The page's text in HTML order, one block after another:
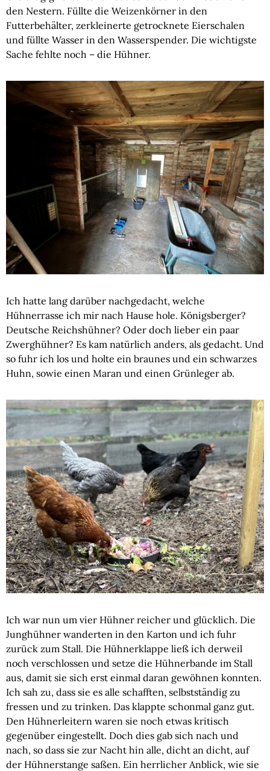
den Nestern. Füllte die Weizenkörner in den
Futterbehälter, zerkleinerte getrocknete Eierschalen
und füllte Wasser in den Wasserspender. Die wichtigste
Sache fehlte noch – die Hühner.
Ich hatte lang darüber nachgedacht, welche
Hühnerrasse ich mir nach Hause hole. Königsberger?
Deutsche Reichshühner? Oder doch lieber ein paar
Zwerghühner? Es kam natürlich anders, als gedacht. Und
so fuhr ich los und holte ein braunes und ein schwarzes
Huhn, sowie einen Maran und einen Grünleger ab.
Ich war nun um vier Hühner reicher und glücklich. Die
Junghühner wanderten in den Karton und ich fuhr
zurück zum Stall. Die Hühnerklappe ließ ich derweil
noch verschlossen und setze die Hühnerbande im Stall
aus, damit sie sich erst einmal daran gewöhnen konnten.
Ich sah zu, dass sie es alle schafften, selbstständig zu
fressen und zu trinken. Das klappte schonmal ganz gut.
Den Hühnerleitern waren sie noch etwas kritisch
gegenüber eingestellt. Doch dies gab sich nach und
nach, so dass sie zur Nacht hin alle, dicht an dicht, auf
der Hühnerstange saßen. Ein herrlicher Anblick, wie sie